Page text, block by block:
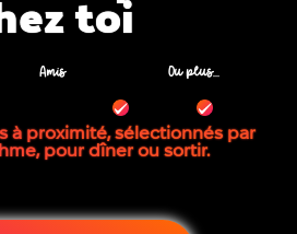
Amis Ou plus...
à proximité, sélectionnés par
pour dîner ou sortir.